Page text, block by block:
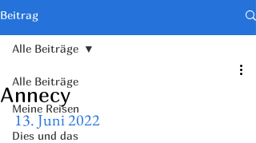
Beitrag
Alle Beiträge
Meine Reisen
Dies und das
Alle Beiträge
Annecy
13. Juni 2022